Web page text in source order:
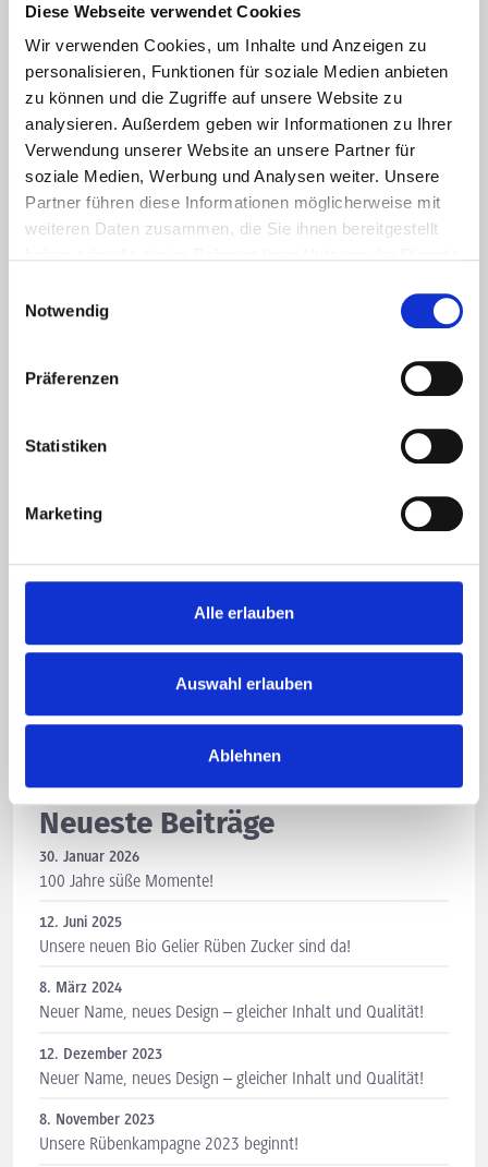
Diese Webseite verwendet Cookies
Wir verwenden Cookies, um Inhalte und Anzeigen zu
personalisieren, Funktionen für soziale Medien anbieten
zu können und die Zugriffe auf unsere Website zu
analysieren. Außerdem geben wir Informationen zu Ihrer
Verwendung unserer Website an unsere Partner für
soziale Medien, Werbung und Analysen weiter. Unsere
Partner führen diese Informationen möglicherweise mit
weiteren Daten zusammen, die Sie ihnen bereitgestellt
Notwendig
Präferenzen
Statistiken
Marketing
Alle erlauben
Auswahl erlauben
Ablehnen
Neueste Beiträge
100 Jahre süße Momente!
30. Januar 2026
Unsere neuen Bio Gelier Rüben Zucker sind da!
12. Juni 2025
Neuer Name, neues Design – gleicher Inhalt und Qualität!
8. März 2024
Neuer Name, neues Design – gleicher Inhalt und Qualität!
12. Dezember 2023
Unsere Rübenkampagne 2023 beginnt!
8. November 2023